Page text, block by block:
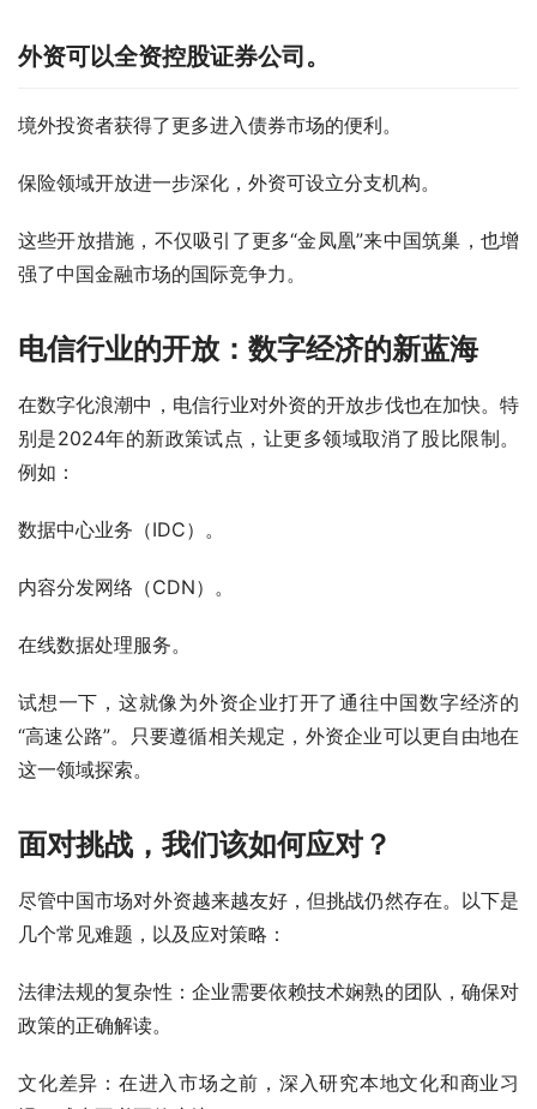
外资可以全资控股证券公司。
境外投资者获得了更多进入债券市场的便利。
保险领域开放进一步深化，外资可设立分支机构。
这些开放措施，不仅吸引了更多“金凤凰”来中国筑巢，也增
强了中国金融市场的国际竞争力。
电信行业的开放：数字经济的新蓝海
在数字化浪潮中，电信行业对外资的开放步伐也在加快。特
别是2024年的新政策试点，让更多领域取消了股比限制。
例如：
数据中心业务（IDC）。
内容分发网络（CDN）。
在线数据处理服务。
试想一下，这就像为外资企业打开了通往中国数字经济的
“高速公路”。只要遵循相关规定，外资企业可以更自由地在
这一领域探索。
面对挑战，我们该如何应对？
尽管中国市场对外资越来越友好，但挑战仍然存在。以下是
几个常见难题，以及应对策略：
法律法规的复杂性：企业需要依赖技术娴熟的团队，确保对
政策的正确解读。
文化差异：在进入市场之前，深入研究本地文化和商业习